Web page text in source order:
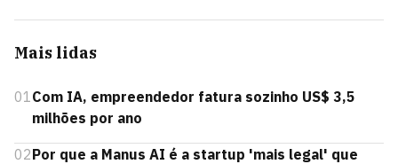
Mais lidas
01Com IA, empreendedor fatura sozinho US$ 3,5
milhões por ano
02Por que a Manus AI é a startup 'mais legal' que